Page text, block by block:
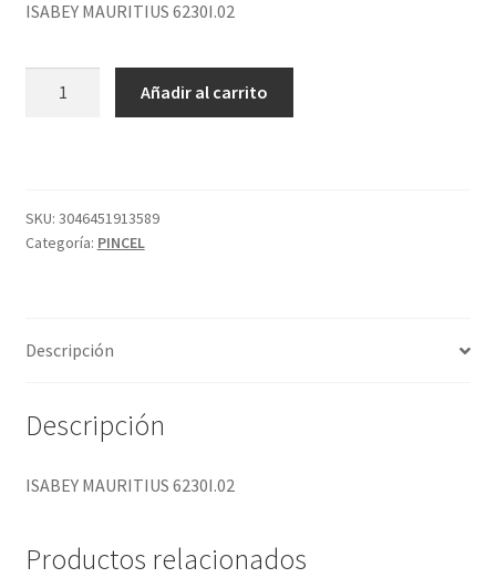
ISABEY MAURITIUS 6230I.02
Añadir al carrito
SKU: 3046451913589
Categoría: PINCEL
Descripción
Descripción
ISABEY MAURITIUS 6230I.02
Productos relacionados